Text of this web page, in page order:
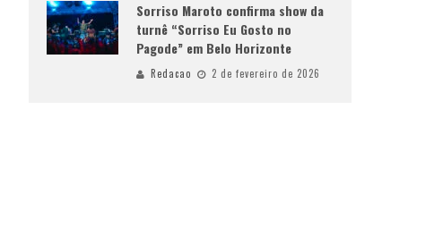
Sorriso Maroto confirma show da
turnê “Sorriso Eu Gosto no
Pagode” em Belo Horizonte
Redacao 2 de fevereiro de 2026